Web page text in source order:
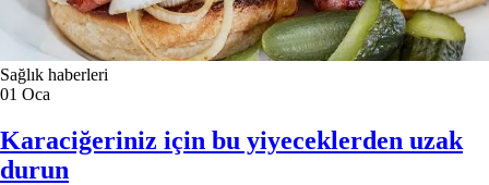
Sağlık haberleri
01 Oca
Karaciğeriniz için bu yiyeceklerden uzak
durun